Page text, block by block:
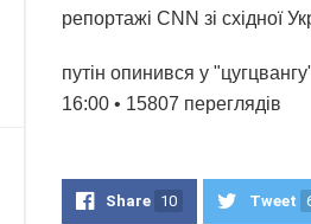
репортажі CNN зі східної
путін опинився у
16:00 • 15807 переглядiв
Share 10 Tweet